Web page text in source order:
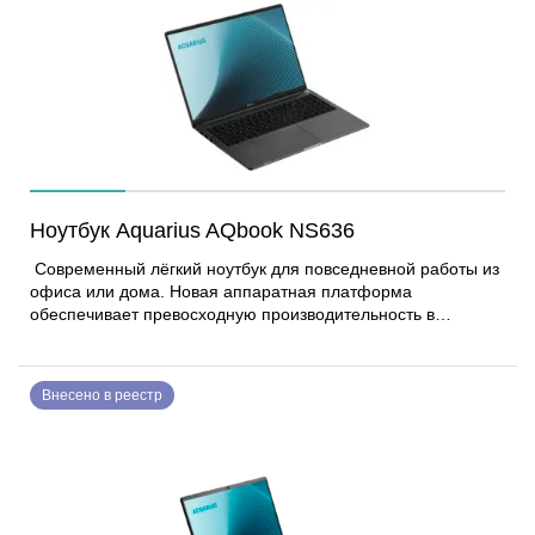
рабочее место для различных сотрудников, благодаря
компактному размеру и небольшому весу. Ноутбук Aquarius
AQbook NS626, полностью разработанный в собственном
R&D и произведенный на производственном комплексе
компании, соответствует всем требованиям
информационной безопасности. Может применяться для
обработки конфиденциальной информации и для работы
Ноутбук Aquarius AQbook NS636
офиса или дома. Новая аппаратная платформа
обеспечивает превосходную производительность в
Широкий набор портов ввода-вывода позволяет
подключать все необходимые в работе устройства и даёт
обеспечивают беспрепятственное подключение широкого
спектра устройств одновременно. Обладает современным
беспроводным интерфейсом Wi-Fi и Bluetooth. Для
Внесено в реестр